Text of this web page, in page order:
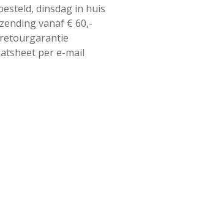
dinsdag in huis
vanaf € 60,-
per e-mail